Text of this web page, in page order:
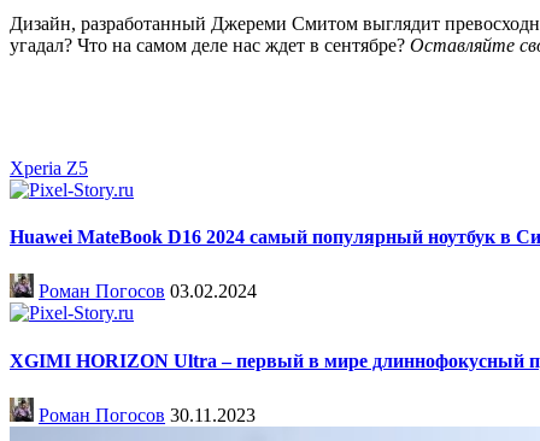
Дизайн, разработанный Джереми Смитом выглядит
угадал? Что на самом деле нас ждет в сентябре? Оставляйте
Xperia Z5
Huawei MateBook D16 2024 самый популярный ноутбук в
Роман Погосов 03.02.2024
XGIMI HORIZON Ultra – первый в мире длиннофокусный
Роман Погосов 30.11.2023